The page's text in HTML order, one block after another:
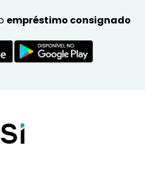
empréstimo consignado